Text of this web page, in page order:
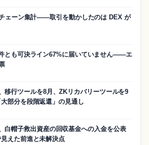
ェーン集計——取引を動かしたのは DEX が
とも可決ライン67%に届いていません——エ
行ツールを8月、ZKリカバリーツールを9
部分を段階返還」の見通し
帽子救出資産の回収基金への入金を公表
えた前進と未解決点